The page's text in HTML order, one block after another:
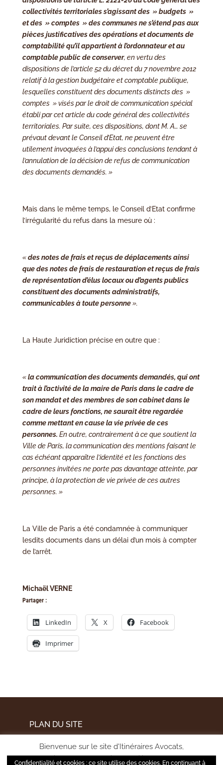
collectivités territoriales s’agissant des » budgets »
et des » comptes » des communes ne s’étend pas aux
pièces justificatives des opérations et documents de
comptabilité qu’il appartient à l’ordonnateur et au
comptable public de conserver, en vertu des
dispositions de l’article 52 du décret du 7 novembre 2012
relatif à la gestion budgétaire et comptable publique,
lesquelles constituent des documents distincts des »
comptes » visés par le droit de communication spécial
établi par cet article du code général des collectivités
territoriales. Par suite, ces dispositions, dont M. A… se
prévaut devant le Conseil d’Etat, ne peuvent être
utilement invoquées à l’appui des conclusions tendant à
l’annulation de la décision de refus de communication
des documents demandés. »
Mais dans le même temps, le Conseil d’Etat confirme
l’irrégularité du refus dans la mesure où :
«des notes de frais et reçus de déplacements ainsi
que des notes de frais de restauration et reçus de frais
de représentation d’élus locaux ou d’agents publics
constituent des documents administratifs,
communicables à toute personne».
La Haute Juridiction précise en outre que :
«la communication des documents demandés, qui ont
trait à l’activité de la maire de Paris dans le cadre de
son mandat et des membres de son cabinet dans le
cadre de leurs fonctions, ne saurait être regardée
comme mettant en cause la vie privée de ces
personnes. En outre, contrairement à ce que soutient la
Ville de Paris, la communication des mentions faisant le
cas échéant apparaître l’identité et les fonctions des
personnes invitées ne porte pas davantage atteinte, par
principe, à la protection de vie privée de ces autres
personnes. »
La Ville de Paris a été condamnée à communiquer
lesdits documents dans un délai d’un mois à compter
de l’arrêt.
Michaël VERNE
Partager :
LinkedIn X Facebook
Imprimer
PLAN DU SITE
POLITIQUE DE CONFIDENTIALITÉ
Bienvenue sur le site d'Itinéraires Avocats,
pour améliorer votre expérience utilisateur et mesurer
Confidentialité et cookies : ce site utilise des cookies. En continuant à